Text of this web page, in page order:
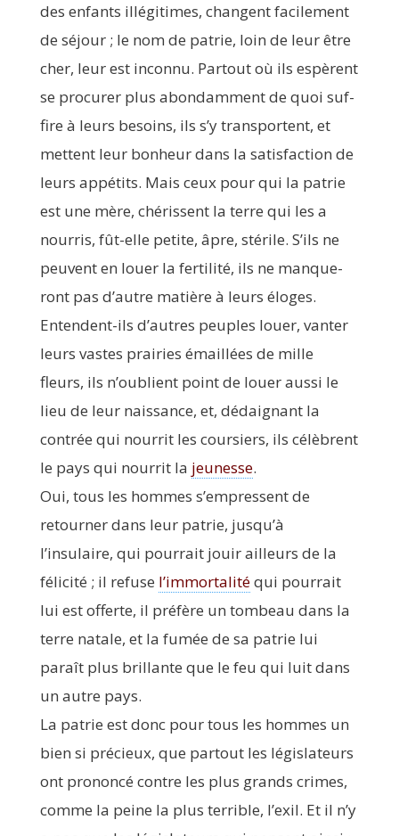
des enfants illé­gi­times, changent faci­le­ment
de séjour ; le nom de patrie, loin de leur être
cher, leur est incon­nu. Par­tout où ils espèrent
se pro­cu­rer plus abon­dam­ment de quoi suf­
fire à leurs besoins, ils s’y trans­portent, et
mettent leur bon­heur dans la satis­fac­tion de
leurs appé­tits. Mais ceux pour qui la patrie
est une mère, ché­rissent la terre qui les a
nour­ris, fût-elle petite, âpre, sté­rile. S’ils ne
peuvent en louer la fer­ti­li­té, ils ne man­que­
ront pas d’autre matière à leurs éloges.
Entendent-ils d’autres peuples louer, van­ter
leurs vastes prai­ries émaillées de mille
fleurs, ils n’oublient point de louer aus­si le
lieu de leur nais­sance, et, dédai­gnant la
contrée qui nour­rit les cour­siers, ils célèbrent
le pays qui nour­rit la jeu­nesse.
Oui, tous les hommes s’empressent de
retour­ner dans leur patrie, jusqu’à
l’insulaire, qui pour­rait jouir ailleurs de la
féli­ci­té ; il refuse l’immortalitéqui pour­rait
lui est offerte, il pré­fère un tom­beau dans la
terre natale, et la fumée de sa patrie lui
paraît plus brillante que le feu qui luit dans
un autre pays.
La patrie est donc pour tous les hommes un
bien si pré­cieux, que par­tout les légis­la­teurs
ont pro­non­cé contre les plus grands crimes,
comme la peine la plus ter­rible, l’exil. Et il n’y